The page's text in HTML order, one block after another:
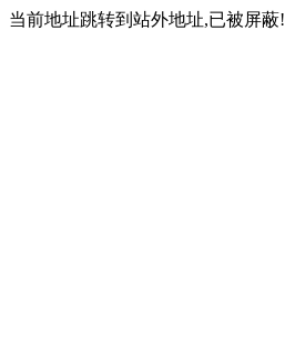
当前地址跳转到站外地址,已被屏蔽!